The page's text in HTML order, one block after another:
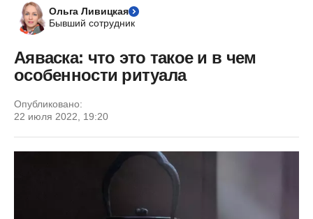
Ольга Ливицкая
Бывший сотрудник
Аяваска: что это такое и в чем
особенности ритуала
Опубликовано:
22 июля 2022, 19:20